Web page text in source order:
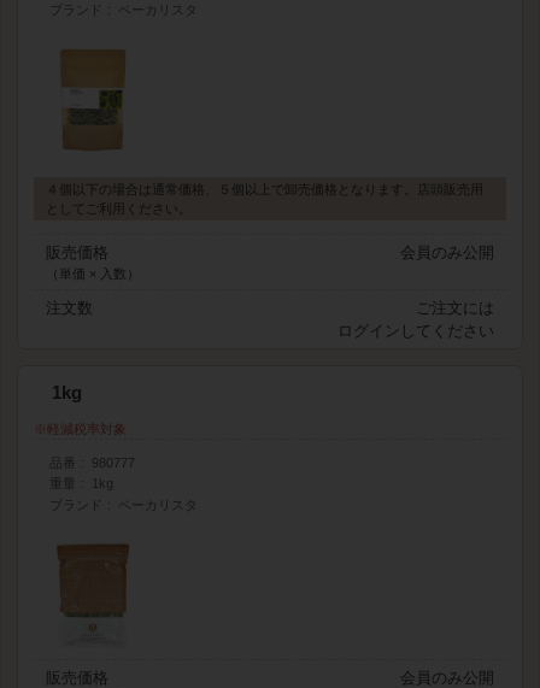
ブランド
ベーカリスタ
４個以下の場合は通常価格、５個以上で卸売価格となります。店頭販売用
としてご利用ください。
販売価格
（単価 × 入数）
会員のみ公開
注文数
ご注文には
ログイン してください
1kg
軽減税率対象
品番
980777
1kg
ブランド
ベーカリスタ
販売価格 会員のみ公開